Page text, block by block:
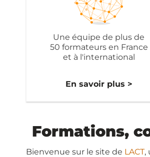
Une équipe de plus de
50 formateurs en France
et à l'international
En savoir plus >
Formations,
Bienvenue sur le site de LACT,